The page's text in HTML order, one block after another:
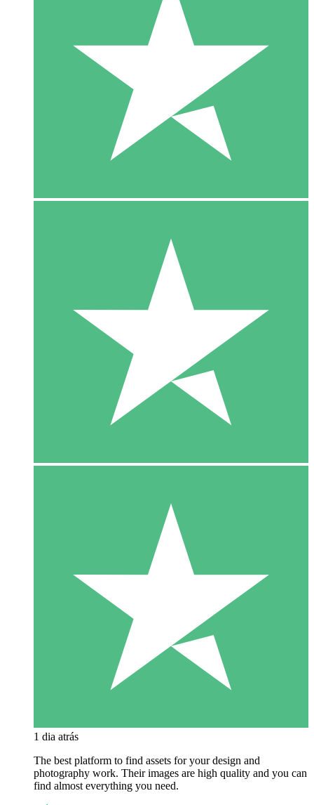
1 dia atrás
The best platform to find assets for your design and
photography work. Their images are high quality and you can
find almost everything you need.